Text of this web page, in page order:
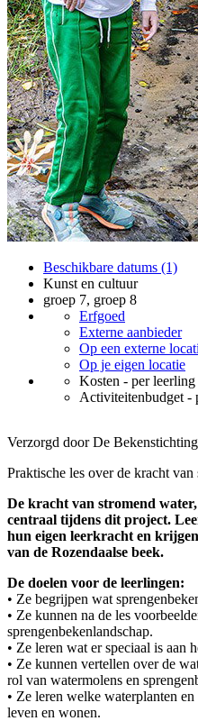
Beschikbare datums (1)
Kunst en cultuur
groep 7, groep 8
Erfgoed
Externe aanbieder
Op een externe
Op je eigen locatie
Kosten - per leerling
Activiteitenbudget -
Verzorgd door De
Praktische les over de kracht
De kracht van stromend
centraal tijdens dit project.
hun eigen leerkracht en
van de Rozendaalse beek.
De doelen voor de leerlingen:
• Ze begrijpen wat
• Ze kunnen na de les
sprengenbekenlandschap.
• Ze leren wat er speciaal is aan
• Ze kunnen vertellen over de
rol van watermolens en
• Ze leren welke waterplanten
leven en wonen.